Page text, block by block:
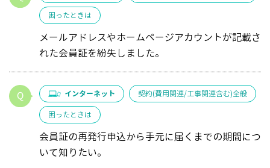
困ったときは
メールアドレスやホームページアカウントが記載さ
れた会員証を紛失しました。
インターネット 契約(費用関連/工事関連含む)全般
困ったときは
会員証の再発行申込から手元に届くまでの期間につ
いて知りたい。